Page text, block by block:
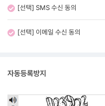
[선택] SMS 수신 동의
[선택] 이메일 수신 동의
자동등록방지